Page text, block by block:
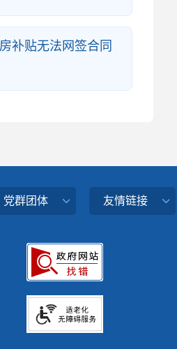
补贴无法网签合同
党群团体 友情链接